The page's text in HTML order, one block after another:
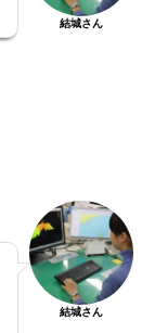
結城さん
結城さん